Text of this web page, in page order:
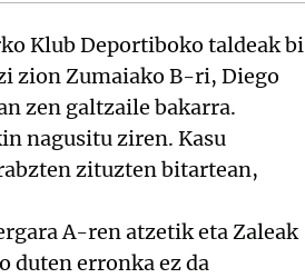
Klub Deportiboko taldeak bi
zion Zumaiako B-ri, Diego
zen galtzaile bakarra.
nagusitu ziren. Kasu
zituzten bitartean,
A-ren atzetik eta Zaleak
duten erronka ez da